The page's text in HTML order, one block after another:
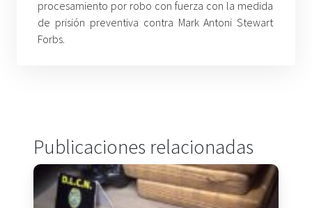
procesamiento por robo con fuerza con la medida
de prisión preventiva contra Mark Antoni Stewart
Forbs.
Publicaciones relacionadas